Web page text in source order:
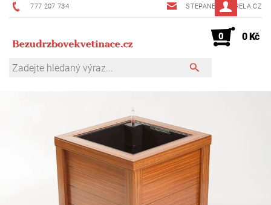
777 207 734 STEPANEK@MIRELA.CZ
0 0 Kč